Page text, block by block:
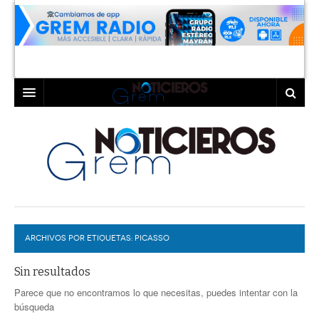
LAGUNA
TORREÓN
GÓMEZ PALACIO
LERDO
COAHUILA
DURANGO
DEPORTES
PROGRAMAS
EXA
COLABORADORES
ARCHIVOS POR ETIQUETAS: PICASSO
Sin resultados
Parece que no encontramos lo que necesitas, puedes intentar con la
búsqueda